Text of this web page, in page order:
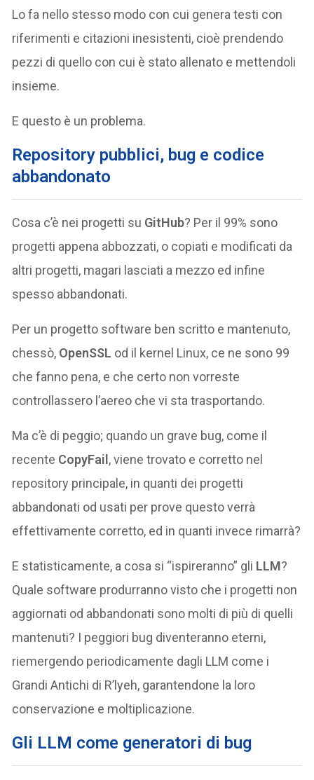
Lo fa nello stesso modo con cui genera testi con
riferimenti e citazioni inesistenti, cioè prendendo
pezzi di quello con cui è stato allenato e mettendoli
insieme.
E questo è un problema.
Repository pubblici, bug e codice
abbandonato
Cosa c’è nei progetti su GitHub? Per il 99% sono
progetti appena abbozzati, o copiati e modificati da
altri progetti, magari lasciati a mezzo ed infine
spesso abbandonati.
Per un progetto software ben scritto e mantenuto,
chessò, OpenSSL od il kernel Linux, ce ne sono 99
che fanno pena, e che certo non vorreste
controllassero l’aereo che vi sta trasportando.
Ma c’è di peggio; quando un grave bug, come il
recente CopyFail, viene trovato e corretto nel
repository principale, in quanti dei progetti
abbandonati od usati per prove questo verrà
effettivamente corretto, ed in quanti invece rimarrà?
E statisticamente, a cosa si “ispireranno” gli LLM?
Quale software produrranno visto che i progetti non
aggiornati od abbandonati sono molti di più di quelli
mantenuti? I peggiori bug diventeranno eterni,
riemergendo periodicamente dagli LLM come i
Grandi Antichi di R’lyeh, garantendone la loro
conservazione e moltiplicazione.
Gli LLM come generatori di bug